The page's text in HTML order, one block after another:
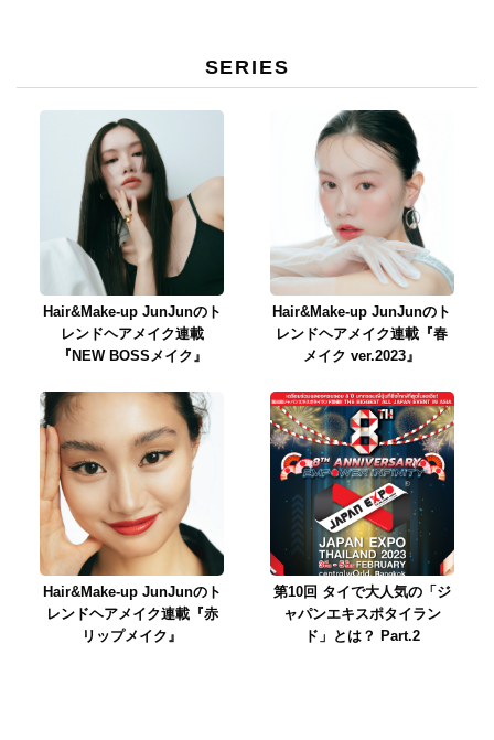
SERIES
Hair&Make-up JunJunのト
レンドヘアメイク連載
『NEW BOSSメイク』
Hair&Make-up JunJunのト
レンドヘアメイク連載『春
メイク ver.2023』
Hair&Make-up JunJunのト
レンドヘアメイク連載『赤
リップメイク』
第10回 タイで大人気の「ジ
ャパンエキスポタイラン
ド」とは？ Part.2